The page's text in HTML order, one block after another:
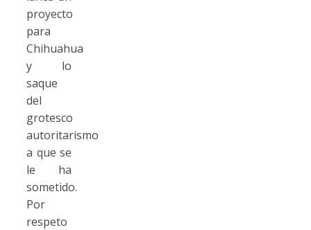
proyecto
para
Chihuahua
y lo
saque
del
grotesco
autoritarismo
a que se
le ha
sometido.
Por
respeto